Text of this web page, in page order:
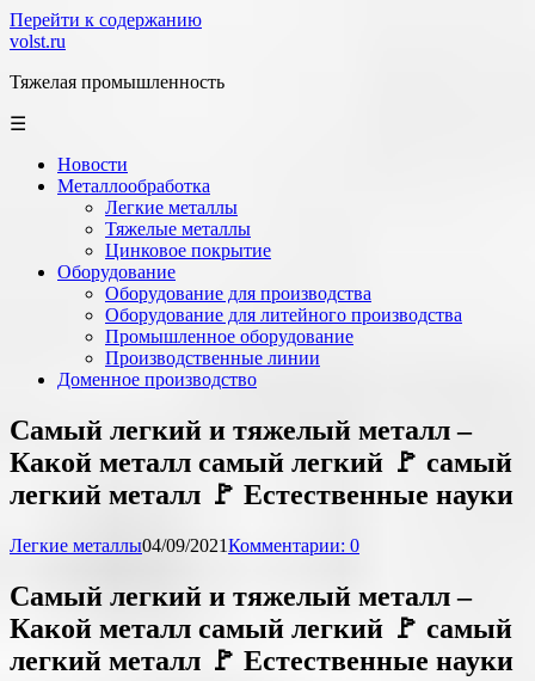
Перейти к содержанию
volst.ru
Тяжелая промышленность
☰
Новости
Металлообработка
Легкие металлы
Тяжелые металлы
Цинковое покрытие
Оборудование
Оборудование для производства
Оборудование для литейного производства
Промышленное оборудование
Производственные линии
Доменное производство
Самый легкий и тяжелый металл –
Какой металл самый легкий 🚩 самый
легкий металл 🚩 Естественные науки
Легкие металлы04/09/2021Комментарии: 0
Самый легкий и тяжелый металл –
Какой металл самый легкий 🚩 самый
легкий металл 🚩 Естественные науки